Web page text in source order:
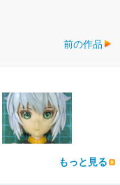
前の作品
もっと見る